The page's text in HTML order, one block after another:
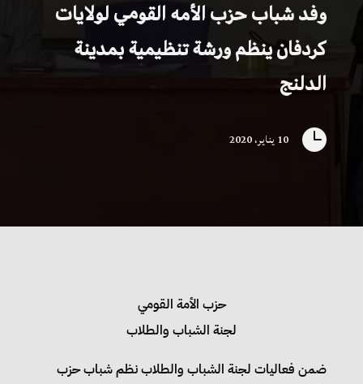
وفد شباب حزب الأمه القومي لولايات
كردفان ينظم ورشة تنظيمية بمدينة
الدلنج
 10 يناير، 2020
حزب الأمة القومي
لجنة الشباب والطلاب
ضمن فعاليات لجنة الشباب والطلاب نظم شباب حزب